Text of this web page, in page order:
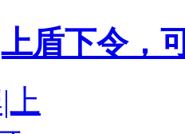
盾下令，